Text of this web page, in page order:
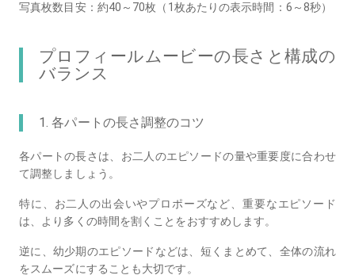
写真枚数目安：約40～70枚（1枚あたりの表示時間：6～8秒）
プロフィールムービーの長さと構成の
バランス
1. 各パートの長さ調整のコツ
各パートの長さは、お二人のエピソードの量や重要度に合わせ
て調整しましょう。
特に、お二人の出会いやプロポーズなど、重要なエピソード
は、より多くの時間を割くことをおすすめします。
逆に、幼少期のエピソードなどは、短くまとめて、全体の流れ
をスムーズにすることも大切です。